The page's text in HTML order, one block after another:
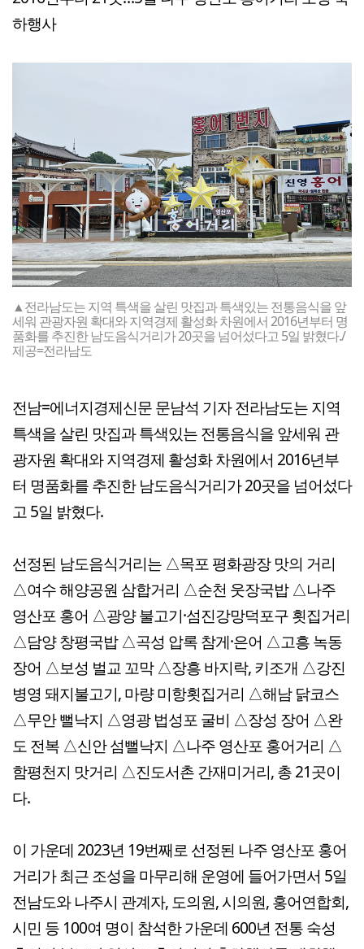
하행사
▲전라남도는 지역 특색을 살린 맛집과 특색있는 전통음식을 앞
세워 관광자원 확대와 지역경제 활성화 차원에서 2016년부터 명
품화를 추진한 남도음식거리가 20곳을 넘어섰다고 5일 밝혔다./
제공=전라남도
전남=에너지경제신문 문남석 기자 전라남도는 지역
특색을 살린 맛집과 특색있는 전통음식을 앞세워 관
광자원 확대와 지역경제 활성화 차원에서 2016년부
터 명품화를 추진한 남도음식거리가 20곳을 넘어섰다
고 5일 밝혔다.
선정된 남도음식거리는 △목포 평화광장 맛의 거리
△여수 해양공원 삼합거리 △순천 웃장국밥 △나주
영산포 홍어 △광양 불고기·섬진강망덕포구 횟집거리
△담양 창평국밥 △곡성 압록 참게·은어 △고흥 녹동
장어 △보성 벌교 꼬막 △장흥 바지락, 키조개 △강진
병영 돼지불고기, 마량 미항횟집거리 △해남 닭코스
△무안 뻘낙지 △영광 법성포 굴비 △장성 장어 △완
도 전복 △신안 섬뻘낙지 △나주 영산포 홍어거리 △
함평천지 맛거리 △진도서촌 간재미거리, 총 21곳이
다.
이 가운데 2023년 19번째로 선정된 나주 영산포 홍어
거리가 최근 조성을 마무리해 운영에 들어가면서 5일
전남도와 나주시 관계자, 도의원, 시의원, 홍어연합회,
시민 등 100여 명이 참석한 가운데 600년 전통 숙성